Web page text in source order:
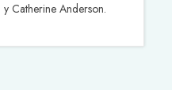
Catherine Anderson.